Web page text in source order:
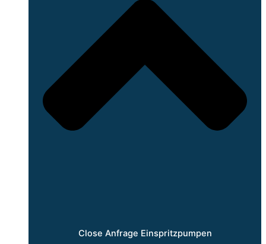
Close Anfrage Einspritzpumpen